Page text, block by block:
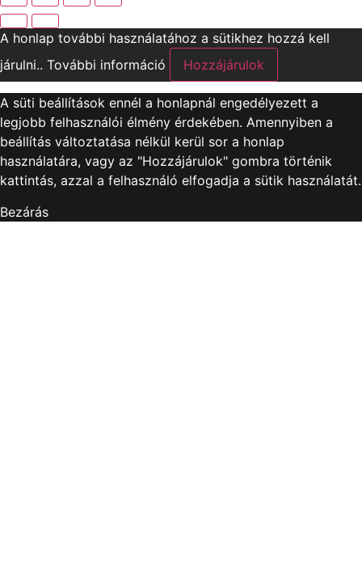
A honlap további használatához a sütikhez hozzá kell
járulni.. További információ Hozzájárulok
A süti beállítások ennél a honlapnál engedélyezett a
legjobb felhasználói élmény érdekében. Amennyiben a
beállítás változtatása nélkül kerül sor a honlap
használatára, vagy az "Hozzájárulok" gombra történik
kattintás, azzal a felhasználó elfogadja a sütik használatát.
Bezárás